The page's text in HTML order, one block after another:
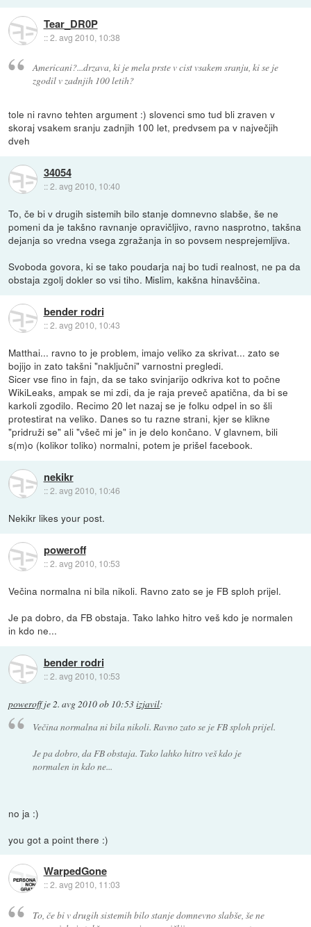
Tear_DR0P
::2. avg 2010, 10:38
Americani?...drzava, ki je mela prste v cist vsakem sranju, ki se je
zgodil v zadnjih 100 letih?
tole ni ravno tehten argument :) slovenci smo tud bli zraven v
skoraj vsakem sranju zadnjih 100 let, predvsem pa v največjih
dveh
34054
::2. avg 2010, 10:40
To, če bi v drugih sistemih bilo stanje domnevno slabše, še ne
pomeni da je takšno ravnanje opravičljivo, ravno nasprotno, takšna
dejanja so vredna vsega zgražanja in so povsem nesprejemljiva.
Svoboda govora, ki se tako poudarja naj bo tudi realnost, ne pa da
obstaja zgolj dokler so vsi tiho. Mislim, kakšna hinavščina.
bender rodri
::2. avg 2010, 10:43
Matthai... ravno to je problem, imajo veliko za skrivat... zato se
bojijo in zato takšni "naključni" varnostni pregledi.
Sicer vse fino in fajn, da se tako svinjarijo odkriva kot to počne
WikiLeaks, ampak se mi zdi, da je raja preveč apatična, da bi se
karkoli zgodilo. Recimo 20 let nazaj se je folku odpel in so šli
protestirat na veliko. Danes so tu razne strani, kjer se klikne
"pridruži se" ali "všeč mi je" in je delo končano. V glavnem, bili
s(m)o (kolikor toliko) normalni, potem je prišel facebook.
nekikr
::2. avg 2010, 10:46
Nekikr likes your post.
poweroff
::2. avg 2010, 10:53
Večina normalna ni bila nikoli. Ravno zato se je FB sploh prijel.
Je pa dobro, da FB obstaja. Tako lahko hitro veš kdo je normalen
in kdo ne...
bender rodri
::2. avg 2010, 10:53
poweroffje 2. avg 2010 ob 10:53izjavil:
Večina normalna ni bila nikoli. Ravno zato se je FB sploh prijel.
Je pa dobro, da FB obstaja. Tako lahko hitro veš kdo je
normalen in kdo ne...
no ja :)
you got a point there :)
WarpedGone
::2. avg 2010, 11:03
To, če bi v drugih sistemih bilo stanje domnevno slabše, še ne